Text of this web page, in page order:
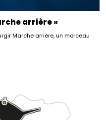
arrière »
Marche arrière, un morceau